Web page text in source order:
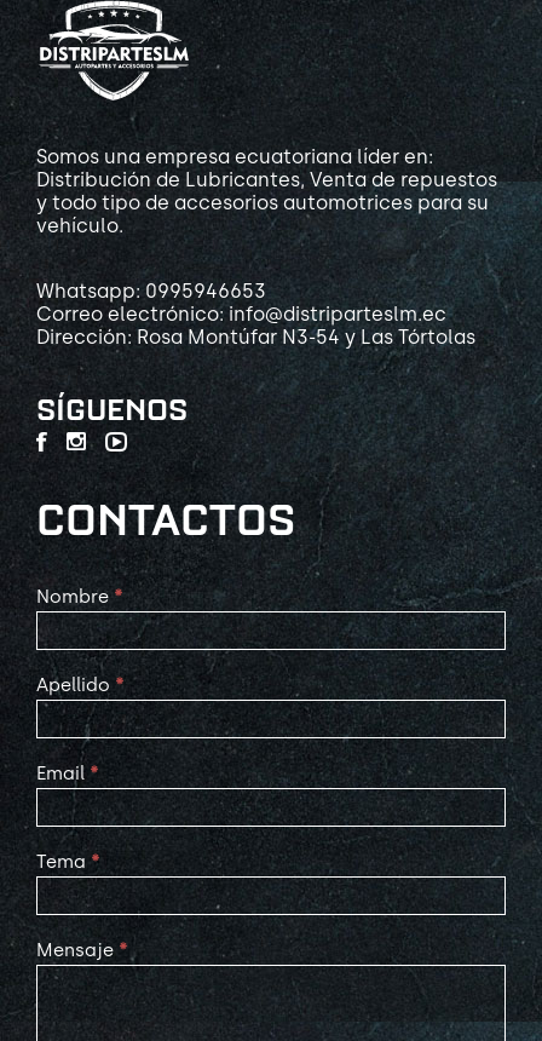
Somos una empresa ecuatoriana líder en:
Distribución de Lubricantes, Venta de repuestos
y todo tipo de accesorios automotrices para su
vehículo.
Whatsapp: 0995946653
Correo electrónico: info@distriparteslm.ec
Dirección: Rosa Montúfar N3-54 y Las Tórtolas
SÍGUENOS
CONTACTOS
Contact
Us
Nombre *
Apellido *
Email *
Tema *
Mensaje *